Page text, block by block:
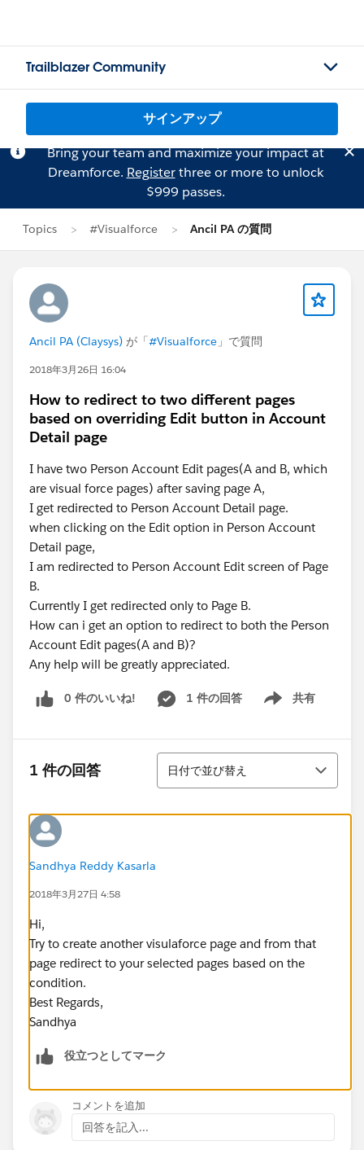
Trailblazer Community
サインアップ
Bring your team and maximize your impact at
Dreamforce. Registerthree or more to unlock
$999 passes.
Topics #Visualforce Ancil PA の質問
Ancil PA (Claysys) が「#Visualforce 」で質問
2018年3月26日 16:04
How to redirect to two different pages
based on overriding Edit button in Account
Detail page
I have two Person Account Edit pages(A and B, which
are visual force pages) after saving page A,
I get redirected to Person Account Detail page.
when clicking on the Edit option in Person Account
Detail page,
I am redirected to Person Account Edit screen of Page
B.
Currently I get redirected only to Page B.
How can i get an option to redirect to both the Person
Account Edit pages(A and B)?
Any help will be greatly appreciated.
0 件のいいね! 1 件の回答 共有
Show menu
1 件の回答
並び替え
日付で並び替え
Sandhya Reddy Kasarla
2018年3月27日 4:58
Hi,
Try to create another visulaforce page and from that
page redirect to your selected pages based on the
condition.
Best Regards,
Sandhya
役立つとしてマーク
コメントを追加
回答を記入...